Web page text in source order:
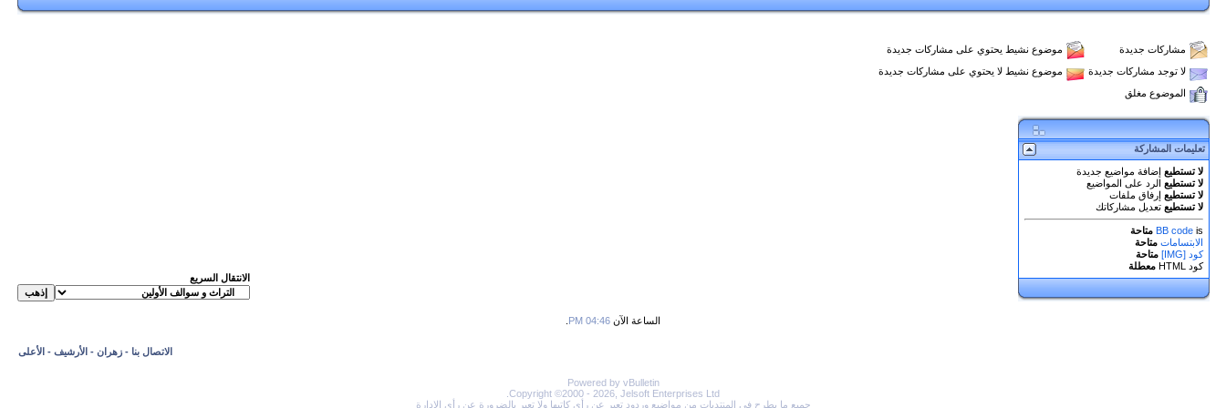
مشاركات جديدة
موضوع نشيط يحتوي على مشاركات جديدة
لا توجد مشاركات جديدة
موضوع نشيط لا يحتوي على مشاركات جديدة
الموضوع مغلق
تعليمات المشاركة
لا تستطيع إضافة مواضيع جديدة
لا تستطيع الرد على المواضيع
لا تستطيع إرفاق ملفات
لا تستطيع تعديل مشاركاتك
BB codeis
متاحة
الابتسامات متاحة
كود [IMG]
متاحة
كود HTML
معطلة
الانتقال السريع
الساعة الآن 04:46 PM
الاتصال بنا -زهران - الأرشيف - الأعلى
Powered by vBulletin
Copyright ©2000 - 2026, Jelsoft Enterprises Ltd.
جميع ما يطرح في المنتديات من مواضيع وردود تعبر عن رأي كاتبها ولا تعبر بالضرورة عن رأي الإدارة